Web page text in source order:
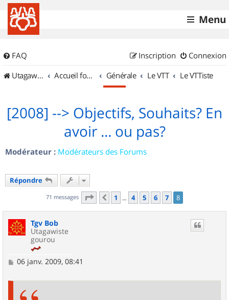
Menu
FAQ Connexion
Inscription
UtagawaVTT (Randos VTT et VTTAE avec traces GPS)
Accueil forum Générale Le VTT Le VTTiste
[2008] --> Objectifs, Souhaits? En
avoir ... ou pas?
Modérateur : Modérateurs des Forums
Répondre
71 messages Page 8sur 8
Précédent
1 … 4 5 6 7 8
Tgv Bob
Utagawiste
gourou
M
06 janv. 2009, 08:41